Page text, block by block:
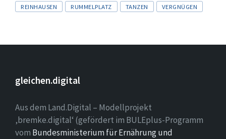
REINHAUSEN
RUMMELPLATZ TANZEN VERGNÜGEN
gleichen.digital
Aus dem Land.Digital – Modellprojekt
‚bremke.digital‘ (gefördert im BULEplus-Programm
vom Bundesministerium für Ernährung und